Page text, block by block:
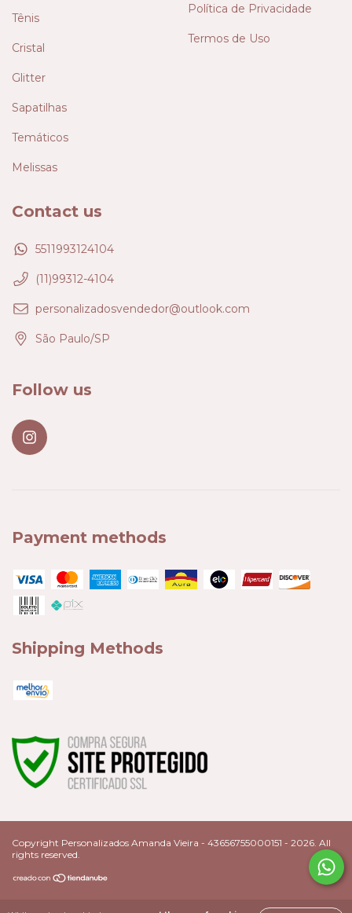
Tênis
Cristal
Glitter
Sapatilhas
Temáticos
Melissas
Política de Privacidade
Termos de Uso
Contact us
5511993124104
(11)99312-4104
personalizadosvendedor@outlook.com
São Paulo/SP
Follow us
Payment methods
Shipping Methods
Copyright Personalizados Amanda Vieira - 43656755000151 - 2026. All
rights reserved.